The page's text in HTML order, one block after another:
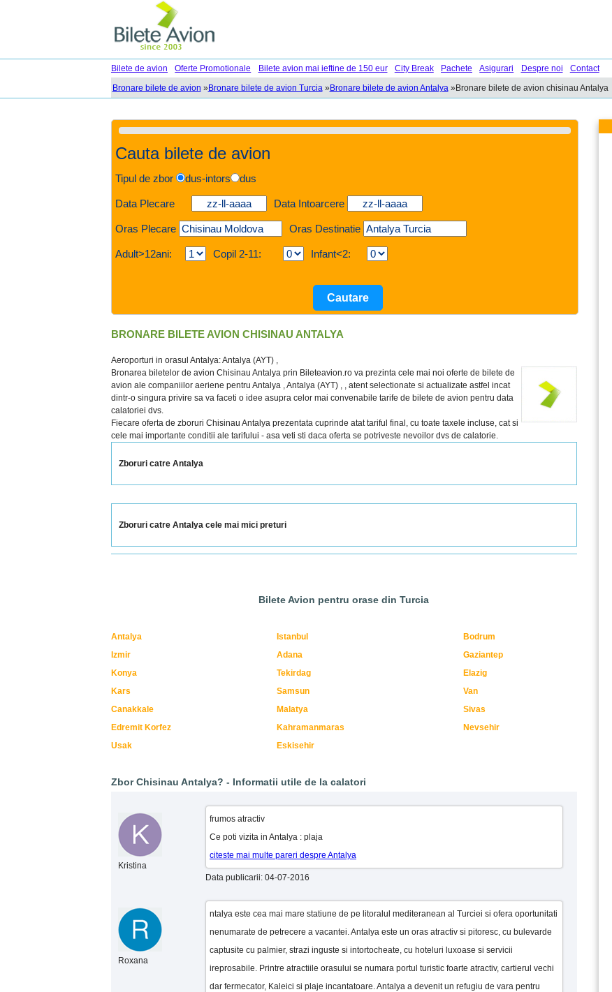
Bilete de avion
Oferte Promotionale Bilete avion mai ieftine de 150 eur City Break Pachete Asigurari Despre noi
Contact
Bronare bilete de avion »Bronare bilete de avion Turcia »Bronare bilete de avion Antalya »Bronare bilete de avion chisinau Antalya
Cauta bilete de avion
Tipul de zbor dus-intors dus
Data Plecare Data Intoarcere
Oras Plecare Oras Destinatie
Adult>12ani: Copil 2-11: Infant<2:
BRONARE BILETE AVION CHISINAU ANTALYA
Aeroporturi in orasul Antalya: Antalya (AYT) ,
Bronarea biletelor de avion Chisinau Antalya prin Bileteavion.ro va prezinta cele mai noi oferte de bilete de
avion ale companiilor aeriene pentru Antalya , Antalya (AYT) , , atent selectionate si actualizate astfel incat
dintr-o singura privire sa va faceti o idee asupra celor mai convenabile tarife de bilete de avion pentru data
calatoriei dvs.
Fiecare oferta de zboruri Chisinau Antalya prezentata cuprinde atat tariful final, cu toate taxele incluse, cat si
cele mai importante conditii ale tarifului - asa veti sti daca oferta se potriveste nevoilor dvs de calatorie.
Zboruri catre Antalya
Zboruri catre Antalya cele mai mici preturi
Bilete Avion pentru orase din Turcia
Antalya Istanbul
Bodrum
Izmir
Adana
Gaziantep
Konya
Tekirdag
Elazig
Kars
Samsun
Van
Canakkale
Malatya
Sivas
Edremit Korfez
Kahramanmaras
Nevsehir
Usak
Eskisehir
Zbor Chisinau Antalya? - Informatii utile de la calatori
Kristina
frumos atractiv
Ce poti vizita in Antalya : plaja
citeste mai multe pareri despre Antalya
Data publicarii: 04-07-2016
Roxana
ntalya este cea mai mare statiune de pe litoralul mediteranean al Turciei si ofera oportunitati
nenumarate de petrecere a vacantei. Antalya este un oras atractiv si pitoresc, cu bulevarde
captusite cu palmier, strazi inguste si intortocheate, cu hoteluri luxoase si servicii
ireprosabile. Printre atractiile orasului se numara portul turistic foarte atractiv, cartierul vechi
dar fermecator, Kaleici si plaje incantatoare. Antalya a devenit un refugiu de vara pentru